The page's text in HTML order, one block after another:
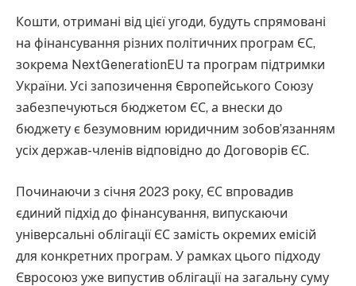
Кошти, отримані від цієї угоди, будуть спрямовані
на фінансування різних політичних програм ЄС,
зокрема NextGenerationEU та програм підтримки
України. Усі запозичення Європейського Союзу
забезпечуються бюджетом ЄС, а внески до
бюджету є безумовним юридичним зобов’язанням
усіх держав-членів відповідно до Договорів ЄС.
Починаючи з січня 2023 року, ЄС впровадив
єдиний підхід до фінансування, випускаючи
універсальні облігації ЄС замість окремих емісій
для конкретних програм. У рамках цього підходу
Євросоюз уже випустив облігації на загальну суму